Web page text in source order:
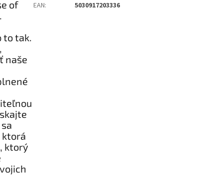
of
to tak.
naše
ktorá
ktorý
EAN: 5030917203336